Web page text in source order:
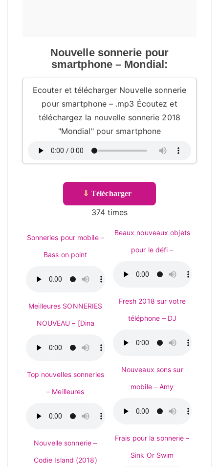
Nouvelle sonnerie pour
smartphone – Mondial:
Ecouter et télécharger Nouvelle sonnerie
pour smartphone – .mp3 Écoutez et
téléchargez la nouvelle sonnerie 2018
"Mondial" pour smartphone
⇓ Télécharger
374 times
Sonneries pour mobile –
Bass on point
Meilleures SONNERIES
NOUVEAU – [Dina
Top nouvelles sonneries
– Meilleures
Nouvelle sonnerie –
Codie Island (2018)
Beaux nouveaux objets
pour le défi –
Fresh 2018 sur votre
téléphone – DJ
Nouveaux sons sur
mobile – Amy
Frais pour la sonnerie –
Sink Or Swim